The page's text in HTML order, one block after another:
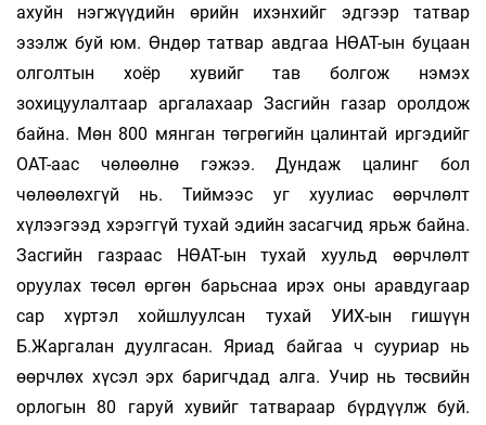
ахуйн нэгжүүдийн өрийн ихэнхийг эдгээр татвар
эзэлж буй юм. Өндөр татвар авдгаа НӨАТ-ын буцаан
олголтын хоёр хувийг тав болгож нэмэх
зохицуулалтаар аргалахаар Засгийн газар оролдож
байна. Мөн 800 мянган төгрөгийн цалинтай иргэдийг
ОАТ-аас чөлөөлнө гэжээ. Дундаж цалинг бол
чөлөөлөхгүй нь. Тиймээс уг хуулиас өөрчлөлт
хүлээгээд хэрэггүй тухай эдийн засагчид ярьж байна.
Засгийн газраас НӨАТ-ын тухай хуульд өөрчлөлт
оруулах төсөл өргөн барьснаа ирэх оны аравдугаар
сар хүртэл хойшлуулсан тухай УИХ-ын гишүүн
Б.Жаргалан дуулгасан. Яриад байгаа ч сууриар нь
өөрчлөх хүсэл эрх баригчдад алга. Учир нь төсвийн
орлогын 80 гаруй хувийг татвараар бүрдүүлж буй.